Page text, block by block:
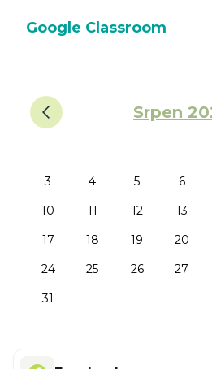
Google Classroom
Srpen
3
4 5 6
10
11 12 13
17
18 19 20
24
25 26 27
31